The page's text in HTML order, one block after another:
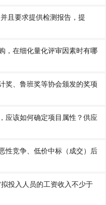
且要求提供检测报告，提
，在细化量化评审因素时有哪
奖、鲁班奖等协会颁发的奖项
应该如何确定项目属性？供应
性竞争、低价中标（成交）后
投入人员的工资收入不少于